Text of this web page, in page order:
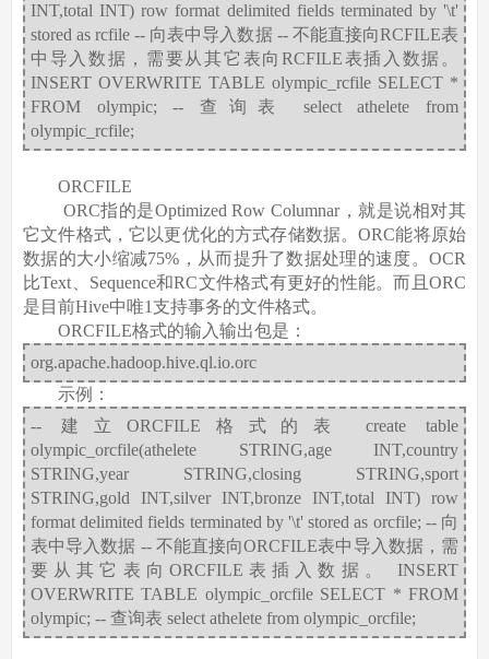
INT,total INT) row format delimited fields terminated by '\t'
stored as rcfile -- 向表中导入数据 -- 不能直接向RCFILE表
中导入数据，需要从其它表向RCFILE表插入数据。
INSERT OVERWRITE TABLE olympic_rcfile SELECT *
FROM olympic; -- 查询表 select athelete from
olympic_rcfile;
ORCFILE
ORC指的是Optimized Row Columnar，就是说相对其
它文件格式，它以更优化的方式存储数据。ORC能将原始
数据的大小缩减75%，从而提升了数据处理的速度。OCR
比Text、Sequence和RC文件格式有更好的性能。而且ORC
是目前Hive中唯1支持事务的文件格式。
ORCFILE格式的输入输出包是：
org.apache.hadoop.hive.ql.io.orc
示例：
-- 建立ORCFILE格式的表 create table
olympic_orcfile(athelete STRING,age INT,country
STRING,year STRING,closing STRING,sport
STRING,gold INT,silver INT,bronze INT,total INT) row
format delimited fields terminated by '\t' stored as orcfile; -- 向
表中导入数据 -- 不能直接向ORCFILE表中导入数据，需
要从其它表向ORCFILE表插入数据。 INSERT
OVERWRITE TABLE olympic_orcfile SELECT * FROM
olympic; -- 查询表 select athelete from olympic_orcfile;